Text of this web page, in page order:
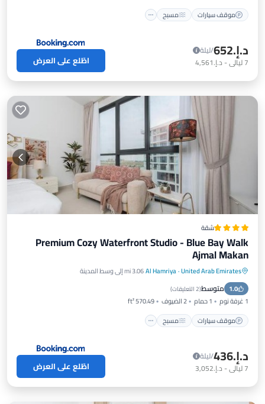
موقف سيارات
مسبح
د.إ.‏652
/ليلة
7ليالي- د.إ.‏4,561 اطّلع على العرض
شقة
Premium Cozy Waterfront Studio - Blue Bay Walk
Ajmal Makan
United Arab Emirates
·
Al Hamriya3.06 mi إلى وسط المدينة
1.0 متوسط(2 التعليقات )
1 غرفة نوم 1 حمام 2 الضيوف
570.49 ft²
موقف سيارات
مسبح
موقف سيارات مسبح
إطلالة
مكيف هواء
د.إ.‏436
/ليلة
7ليالي- د.إ.‏3,052 اطّلع على العرض